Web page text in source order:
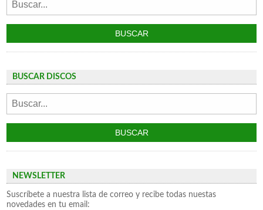
BUSCAR DISCOS
NEWSLETTER
Suscríbete a nuestra lista de correo y recibe todas nuestas
novedades en tu email: